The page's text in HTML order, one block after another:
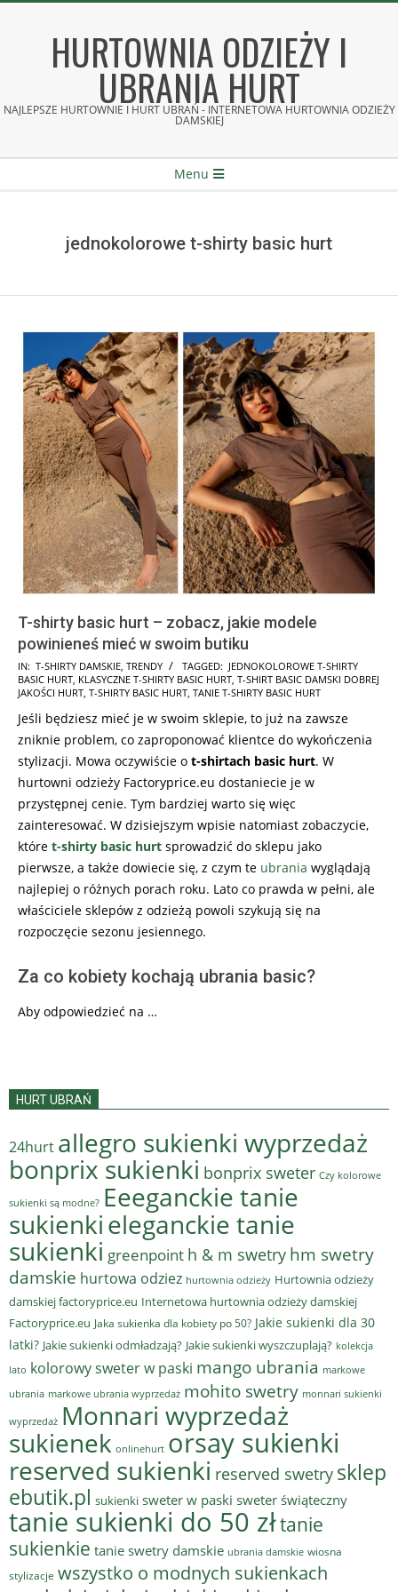
HURTOWNIA ODZIEŻY I
UBRANIA HURT
NAJLEPSZE HURTOWNIE I HURT UBRAŃ - INTERNETOWA HURTOWNIA ODZIEŻY
DAMSKIEJ
Menu
jednokolorowe t-shirty basic hurt
T-shirty basic hurt – zobacz, jakie modele
powinieneś mieć w swoim butiku
2022-
08-
IN: T-SHIRTY DAMSKIE TRENDY TAGGED: JEDNOKOLOROWE T-SHIRTY
BASIC HURT KLASYCZNE T-SHIRTY BASIC HURT T-SHIRT BASIC DAMSKI DOBREJ
JAKOŚCI HURT T-SHIRTY BASIC HURT TANIE T-SHIRTY BASIC HURT
Jeśli będziesz mieć je w swoim sklepie, to już na zawsze
zniknie problem, co zaproponować klientce do wykończenia
stylizacji. Mowa oczywiście o t-shirtach basic hurt. W
hurtowni odzieży Factoryprice.eu dostaniecie je w
przystępnej cenie. Tym bardziej warto się więc
zainteresować. W dzisiejszym wpisie natomiast zobaczycie,
które t-shirty basic hurt sprowadzić do sklepu jako
pierwsze, a także dowiecie się, z czym te ubrania wyglądają
najlepiej o różnych porach roku. Lato co prawda w pełni, ale
właściciele sklepów z odzieżą powoli szykują się na
rozpoczęcie sezonu jesiennego.
Za co kobiety kochają ubrania basic?
Aby odpowiedzieć na …
HURT UBRAŃ
24hurt allegro sukienki wyprzedaż
bonprix sukienki bonprix sweter Czy kolorowe
sukienki są modne? Eeeganckie tanie
sukienkieleganckie tanie
sukienki greenpoint h & m swetry hm swetry
damskie hurtowa odziez hurtownia odzieży Hurtownia odzieży
damskiej factoryprice.eu Internetowa hurtownia odzieży damskiej
Factoryprice.eu Jaka sukienka dla kobiety po 50? Jakie sukienki dla 30
latki? Jakie sukienki odmładzają? Jakie sukienki wyszczuplają? kolekcja
lato kolorowy sweter w paski mango ubrania markowe
ubrania markowe ubrania wyprzedaż mohito swetry monnari sukienki
wyprzedaż Monnari wyprzedaż
sukienek onlinehurt orsay sukienki
reserved sukienki reserved swetry sklep
ebutik.pl sukienki sweter w paski sweter świąteczny
tanie sukienki do 50 złtanie
sukienkie tanie swetry damskie ubrania damskie wiosna
stylizacje wszystko o modnych sukienkach